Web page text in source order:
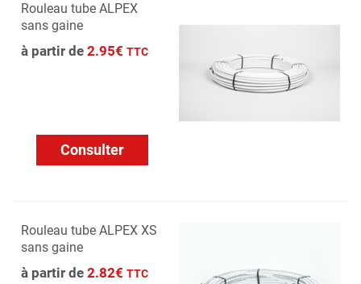
Rouleau tube ALPEX
sans gaine
à partir de 2.95€ TTC
Consulter
Rouleau tube ALPEX XS
sans gaine
à partir de 2.82€ TTC